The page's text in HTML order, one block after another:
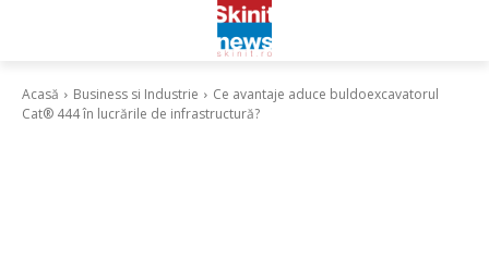
Acasă Business si Industrie
Ce avantaje aduce buldoexcavatorul
Cat® 444 în lucrările de infrastructură?